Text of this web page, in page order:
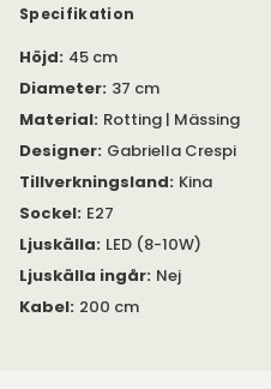
avtagbar.
Du kan placera Bohemian 72 i
vardagsrummet inomhus.
Specifikation
Höjd: 45 cm
Diameter: 37 cm
Material: Rotting | Mässing
Designer: Gabriella Crespi
Tillverkningsland: Kina
Sockel: E27
Ljuskälla: LED (8-10W)
Ljuskälla ingår: Nej
Kabel: 200 cm